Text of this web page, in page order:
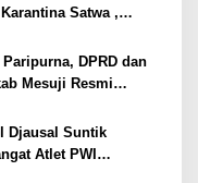
Satwa ,
Instalasi
Pangan PT
Paripurna, DPRD dan
Mesuji Resmi
APBD
Djausal Suntik
Atlet PWI